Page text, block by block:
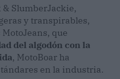
& SlumberJackie,
y transpirables,
que
del algodón con la
, MotoBoar ha
en la industria.